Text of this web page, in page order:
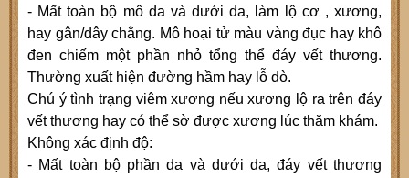
- Mất toàn bộ mô da và dưới da, làm lộ cơ , xương,
hay gân/dây chằng. Mô hoại tử màu vàng đục hay khô
đen chiếm một phần nhỏ tổng thể đáy vết thương.
Thường xuất hiện đường hầm hay lỗ dò.
Chú ý tình trạng viêm xương nếu xương lộ ra trên đáy
vết thương hay có thể sờ được xương lúc thăm khám.
Không xác định độ:
- Mất toàn bộ phần da và dưới da, đáy vết thương